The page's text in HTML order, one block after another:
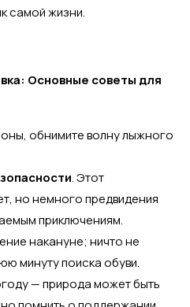
самой жизни.
Основные советы для
обнимите волну лыжного
. Этот
но немного предвидения
приключениям.
накануне; ничто не
минуту поиска обуви.
— природа может быть